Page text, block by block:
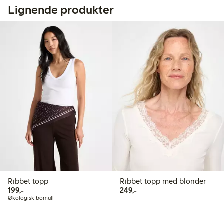
Lignende produkter
Ribbet topp
199,-199,00 kr
Økologisk bomull
Ribbet topp med blonder
249,-249,00 kr